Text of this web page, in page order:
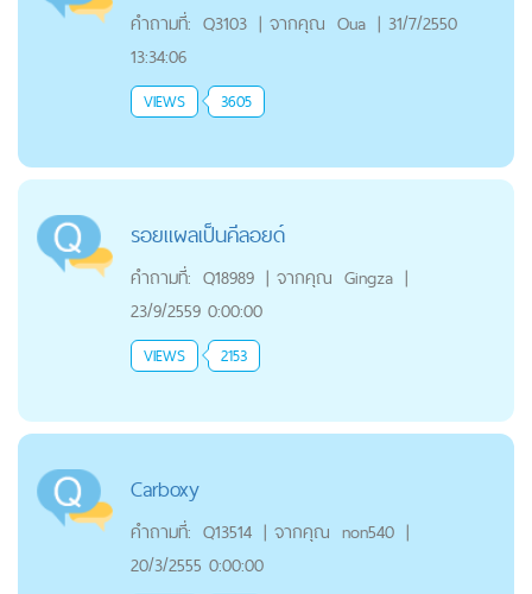
คำถามที่: Q3103 | จากคุณ Oua | 31/7/2550
13:34:06
VIEWS 3605
รอยแผลเป็นคีลอยด์
คำถามที่: Q18989 | จากคุณ Gingza |
23/9/2559 0:00:00
VIEWS 2153
Carboxy
คำถามที่: Q13514 | จากคุณ non540 |
20/3/2555 0:00:00